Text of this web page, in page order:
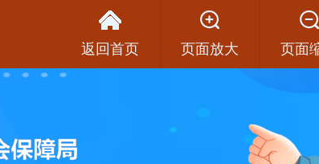
返回首页 页面放大 页面